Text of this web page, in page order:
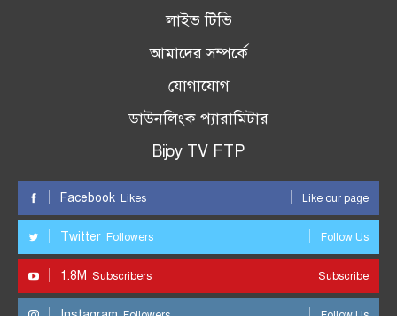
লাইভ টিভি
আমাদের সম্পর্কে
যোগাযোগ
ডাউনলিংক প্যারামিটার
Bijoy TV FTP
Facebook Likes Like our page
Twitter Followers Follow Us
1.8M Subscribers Subscribe